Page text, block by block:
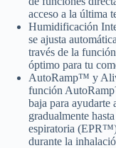
acceso a la última
Humidificación
se ajusta
través de la
óptimo para tu
AutoRamp™ y
función
baja para ayudarte
gradualmente
espiratoria
durante la